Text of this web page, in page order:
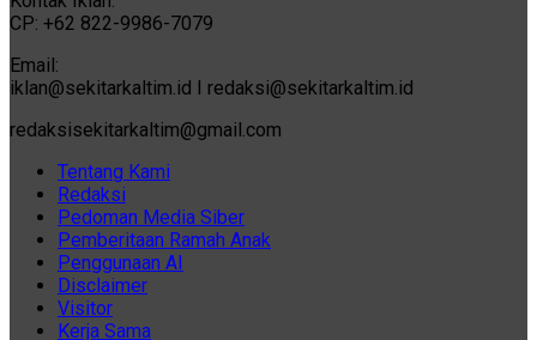
CP: +62 822-9986-7079
Email:
iklan@sekitarkaltim.id I redaksi@sekitarkaltim.id
redaksisekitarkaltim@gmail.com
Tentang Kami
Redaksi
Pedoman Media Siber
Pemberitaan Ramah Anak
Penggunaan AI
Disclaimer
Visitor
Kerja Sama